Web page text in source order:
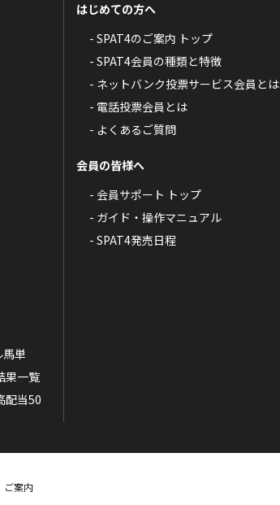
単
果一覧
配当50
はじめての方へ
- SPAT4のご案内 トップ
- SPAT4会員の種類と特徴
- ネットバンク投票サービス会員とは
- 電話投票会員とは
- よくあるご質問
会員の皆様へ
- 会員サポート トップ
- ガイド・操作マニュアル
- SPAT4発売日程
ご案内